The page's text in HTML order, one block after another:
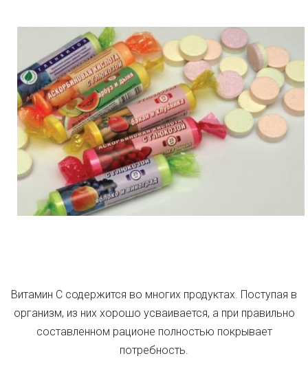
Витамин С содержится во многих продуктах. Поступая в
организм, из них хорошо усваивается, а при правильно
составленном рационе полностью покрывает
потребность.